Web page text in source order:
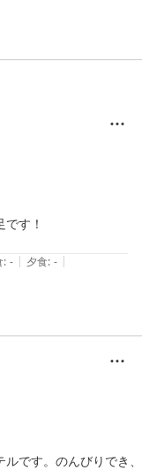
す！
: - | 夕食: - |
です。のんびりでき、